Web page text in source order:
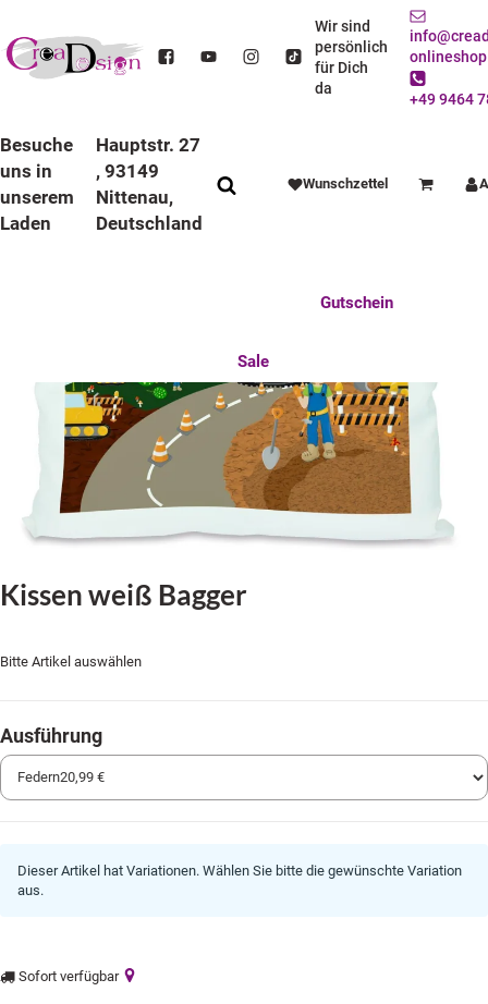
Wir sind
persönlich
für Dich
da
+49 9464
Besuche
uns in
unserem
Laden
Hauptstr. 27
, 93149
Nittenau,
Deutschland
Wunschzettel Warenkorb
Gutschein
Sale
KUSCHELKISSEN
Kissen weiß Bagger
Bitte Artikel auswählen
Ausführung
Dieser Artikel hat Variationen. Wählen Sie bitte die gewünschte Variation
aus.
Sofort verfügbar